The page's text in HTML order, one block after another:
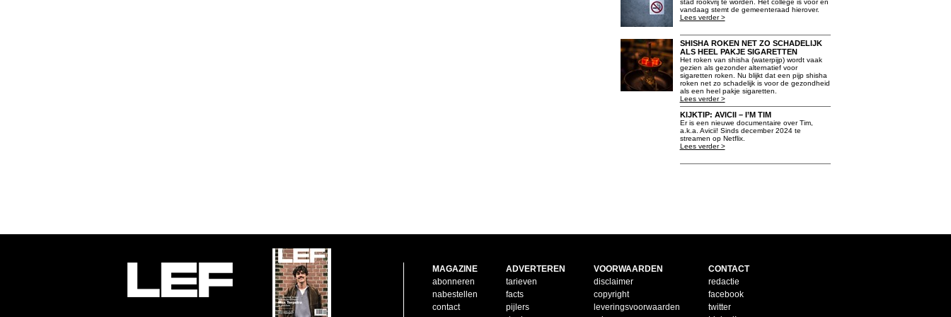
stad rookvrij te worden. Het college is voor en
vandaag stemt de gemeenteraad hierover.
Lees verder >
SHISHA ROKEN NET ZO SCHADELIJK
ALS HEEL PAKJE SIGARETTEN
Het roken van shisha (waterpijp) wordt vaak
gezien als gezonder alternatief voor
sigaretten roken. Nu blijkt dat een pijp shisha
roken net zo schadelijk is voor de gezondheid
als een heel pakje sigaretten.
Lees verder >
KIJKTIP: AVICII – I’M TIM
Er is een nieuwe documentaire over Tim,
a.k.a. Avicii! Sinds december 2024 te
streamen op Netflix.
Lees verder >
MAGAZINE
abonneren
nabestellen
contact
ADVERTEREN
tarieven
facts
pijlers
VOORWAARDEN
disclaimer
copyright
leveringsvoorwaarden
CONTACT
redactie
facebook
twitter